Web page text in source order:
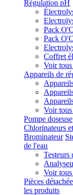
Régulation pH
Pack
Pack
Coffret
Voir
Appareils de
Voir
Pompe doseuse
Chlorinateurs
Brominateur
de l'eau
Testeurs
Voir
Pièces
les produits